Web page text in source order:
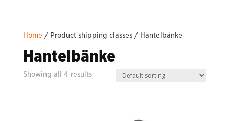
Home / Product shipping classes / Hantelbänke
Hantelbänke
Showing all 4 results